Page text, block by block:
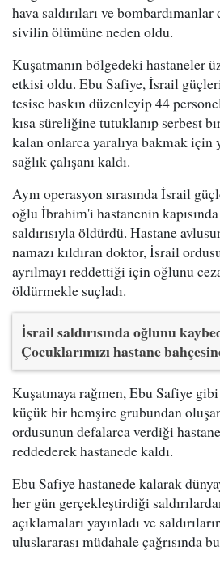
hava saldırıları ve
sivilin ölümüne neden oldu.
Kuşatmanın bölgedeki hastaneler
etkisi oldu. Ebu Safiye, İsrail
tesise baskın düzenleyip 44
kısa süreliğine tutuklanıp serbest
kalan onlarca yaralıya bakmak için
sağlık çalışanı kaldı.
Aynı operasyon sırasında İsrail
oğlu İbrahim'i hastanenin
saldırısıyla öldürdü. Hastane
namazı kıldıran doktor, İsrail
ayrılmayı reddettiği için oğlunu
öldürmekle suçladı.
İsrail saldırısında oğlunu
Çocuklarımızı hastane
Kuşatmaya rağmen, Ebu Safiye
küçük bir hemşire grubundan
ordusunun defalarca verdiği
reddederek hastanede kaldı.
Ebu Safiye hastanede kalarak
her gün gerçekleştirdiği
açıklamaları yayınladı ve
uluslararası müdahale çağrısında